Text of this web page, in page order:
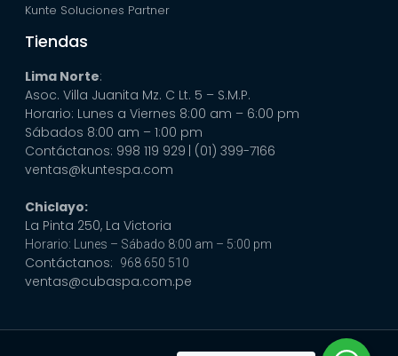
Kunte Soluciones Partner
Tiendas
Lima Norte:
Asoc. Villa Juanita Mz. C Lt. 5 – S.M.P.
Horario: Lunes a Viernes 8:00 am – 6:00 pm
Sábados 8:00 am – 1:00 pm
Contáctanos: 998 119 929 | (01) 399-7166
ventas@kuntespa.com
Chiclayo:
La Pinta 250, La Victoria
Horario: Lunes – Sábado 8:00 am – 5:00 pm
Contáctanos: 968 650 510
ventas@cubaspa.com.pe